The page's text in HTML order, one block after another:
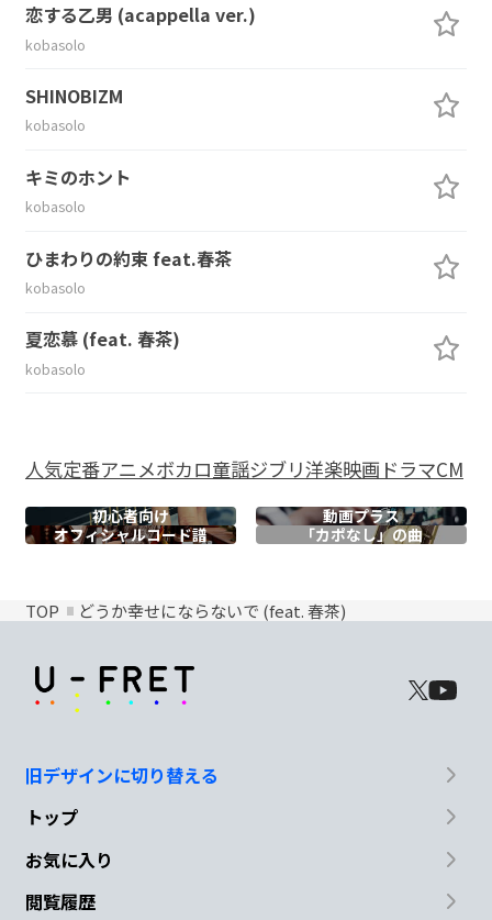
恋する乙男 (acappella ver.)
kobasolo
SHINOBIZM
kobasolo
キミのホント
kobasolo
ひまわりの約束 feat.春茶
kobasolo
夏恋慕 (feat. 春茶)
kobasolo
人気定番アニメボカロ童謡ジブリ洋楽映画ドラマCM
初心者向け
動画プラス
オフィシャルコード譜 「カポなし」の曲
TOP どうか幸せにならないで (feat. 春茶)
旧デザインに切り替える
トップ
お気に入り
閲覧履歴